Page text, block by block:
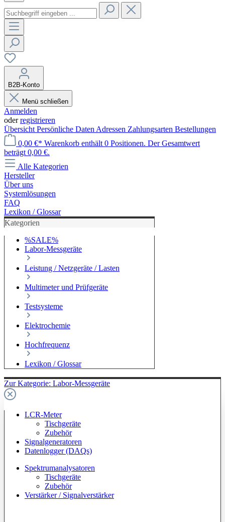
B2B-Konto
Menü schließen
Anmelden
oderregistrieren
Übersicht Persönliche Daten Adressen Zahlungsarten Bestellungen
0,00 €* Warenkorb enthält 0 Positionen. Der Gesamtwert
beträgt 0,00 €.
Alle Kategorien
Hersteller
Über uns
Systemlösungen
FAQ
Lexikon / Glossar
Kategorien
%SALE%
Labor-Messgeräte
Leistung / Netzgeräte / Lasten
Multimeter und Prüfgeräte
Testsysteme
Elektrochemie
Hochfrequenz
Lexikon / Glossar
Zur Kategorie: Labor-Messgeräte
LCR-Meter
Tischgeräte
Zubehör
Signalgeneratoren
Datenlogger (DAQs)
Spektrumanalysatoren
Tischgeräte
Zubehör
Verstärker / Signalverstärker